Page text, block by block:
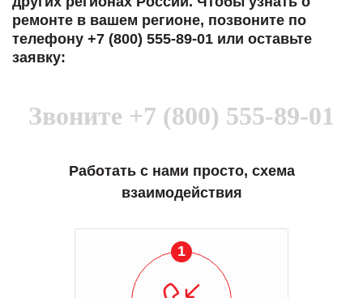
ремонте в вашем регионе, позвоните по
телефону +7 (800) 555-89-01 или оставьте
заявку:
Звоните +7 (800) 555-89-01
Работать с нами просто, схема
взаимодействия
1